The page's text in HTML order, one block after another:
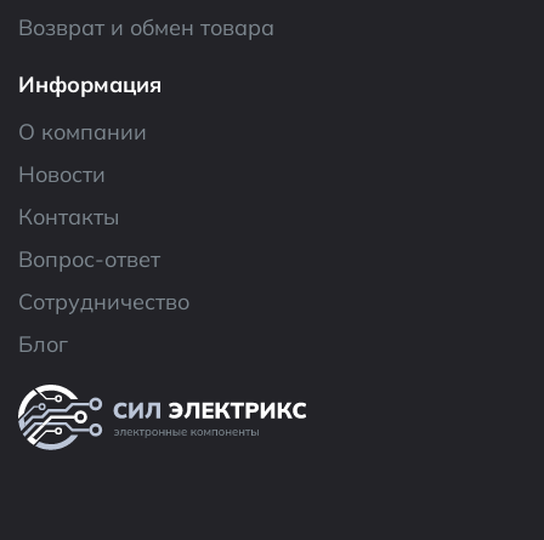
Возврат и обмен товара
Информация
О компании
Новости
Контакты
Вопрос-ответ
Сотрудничество
Блог